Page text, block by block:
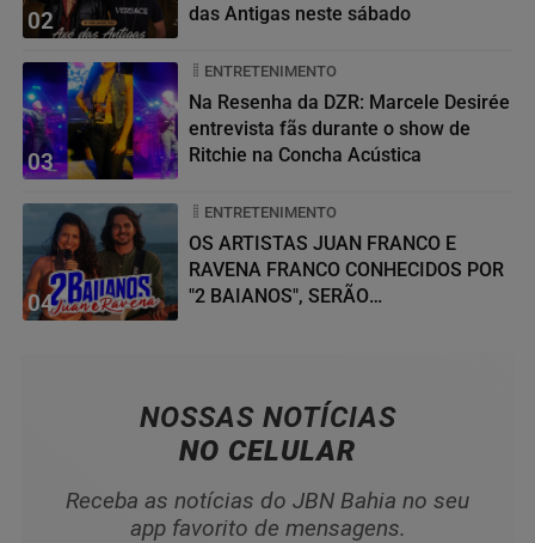
02
das Antigas neste sábado
03
ENTRETENIMENTO
Na Resenha da DZR: Marcele Desirée
entrevista fãs durante o show de
Ritchie na Concha Acústica
04
ENTRETENIMENTO
OS ARTISTAS JUAN FRANCO E
RAVENA FRANCO CONHECIDOS POR
"2 BAIANOS", SERÃO
NOSSAS NOTÍCIAS
NO CELULAR
Receba as notícias do JBN Bahia no seu
app favorito de mensagens.